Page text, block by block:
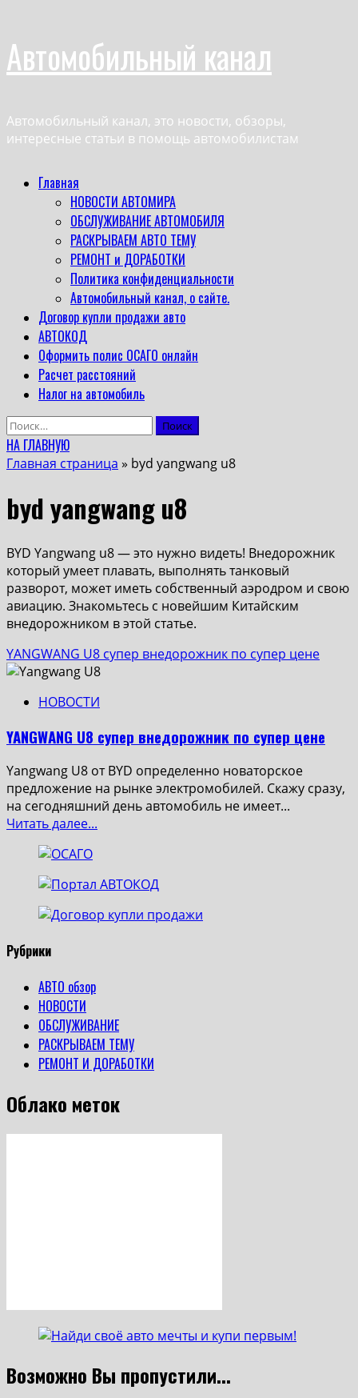
Перейти
к
содержимому
Автомобильный канал
Автомобильный канал, это новости, обзоры,
интересные статьи в помощь автомобилистам
Основное
Главная
НОВОСТИ АВТОМИРА
ОБСЛУЖИВАНИЕ АВТОМОБИЛЯ
РАСКРЫВАЕМ АВТО ТЕМУ
РЕМОНТ и ДОРАБОТКИ
Политика конфиденциальности
Автомобильный канал, о сайте.
Договор купли продажи авто
АВТОКОД
Оформить полис ОСАГО онлайн
Расчет расстояний
Налог на автомобиль
Найти:
НА ГЛАВНУЮ
Главная страница » byd yangwang u8
byd yangwang u8
BYD Yangwang u8 — это нужно видеть! Внедорожник
который умеет плавать, выполнять танковый
разворот, может иметь собственный аэродром и свою
авиацию. Знакомьтесь с новейшим Китайским
внедорожником в этой статье.
YANGWANG U8 супер внедорожник по супер цене
НОВОСТИ
YANGWANG U8 супер внедорожник по супер цене
Yangwang U8 от BYD определенно новаторское
предложение на рынке электромобилей. Скажу сразу,
на сегодняшний день автомобиль не имеет...
Читать далее...
YANGWANG
U8
супер
внедорожник
Рубрики
АВТО обзор
НОВОСТИ
ОБСЛУЖИВАНИЕ
РАСКРЫВАЕМ ТЕМУ
РЕМОНТ И ДОРАБОТКИ
Облако меток
Возможно Вы пропустили...